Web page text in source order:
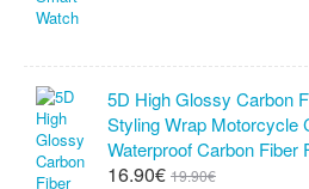
5D High Glossy Carbon
Styling Wrap Motorcycle
Waterproof Carbon Fiber
16.90€ 19.90€